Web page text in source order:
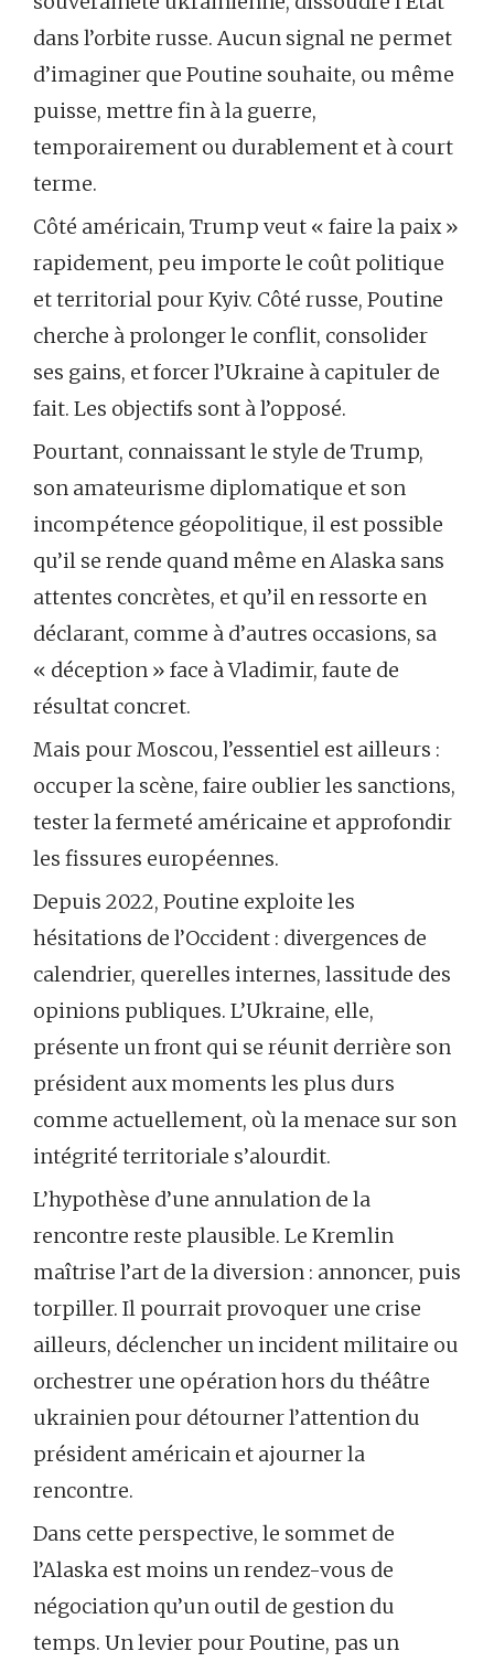
dans l’orbite russe. Aucun signal ne permet
d’imaginer que Poutine souhaite, ou même
puisse, mettre fin à la guerre,
temporairement ou durablement et à court
terme.
Côté américain, Trump veut « faire la paix »
rapidement, peu importe le coût politique
et territorial pour Kyiv. Côté russe, Poutine
cherche à prolonger le conflit, consolider
ses gains, et forcer l’Ukraine à capituler de
fait. Les objectifs sont à l’opposé.
Pourtant, connaissant le style de Trump,
son amateurisme diplomatique et son
incompétence géopolitique, il est possible
qu’il se rende quand même en Alaska sans
attentes concrètes, et qu’il en ressorte en
déclarant, comme à d’autres occasions, sa
« déception » face à Vladimir, faute de
résultat concret.
Mais pour Moscou, l’essentiel est ailleurs :
occuper la scène, faire oublier les sanctions,
tester la fermeté américaine et approfondir
les fissures européennes.
Depuis 2022, Poutine exploite les
hésitations de l’Occident : divergences de
calendrier, querelles internes, lassitude des
opinions publiques. L’Ukraine, elle,
présente un front qui se réunit derrière son
président aux moments les plus durs
comme actuellement, où la menace sur son
intégrité territoriale s’alourdit.
L’hypothèse d’une annulation de la
rencontre reste plausible. Le Kremlin
maîtrise l’art de la diversion : annoncer, puis
torpiller. Il pourrait provoquer une crise
ailleurs, déclencher un incident militaire ou
orchestrer une opération hors du théâtre
ukrainien pour détourner l’attention du
président américain et ajourner la
rencontre.
Dans cette perspective, le sommet de
l’Alaska est moins un rendez-vous de
négociation qu’un outil de gestion du
temps. Un levier pour Poutine, pas un